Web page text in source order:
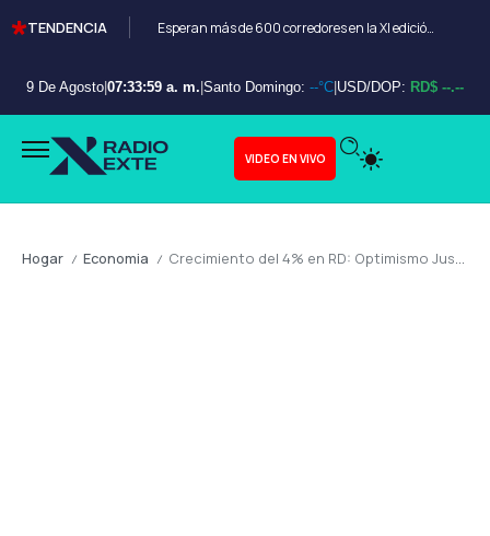
TENDENCIA Esperan más de 600 corredores en la XI edición del Bayahibe 10K
9 De Agosto 07:34:01 a. m. Santo Domingo: --°C USD/DOP: RD$ --.--
VIDEO EN VIVO
Hogar / Economia / Crecimiento del 4% en RD: Optimismo Justificado, Pero Requiere Prudencia Fiscal y Reformas Estructurales